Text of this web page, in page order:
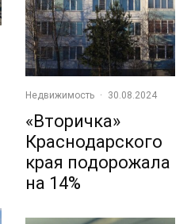
Недвижимость · 30.08.2024
«Вторичка»
Краснодарского
края подорожала
на 14%